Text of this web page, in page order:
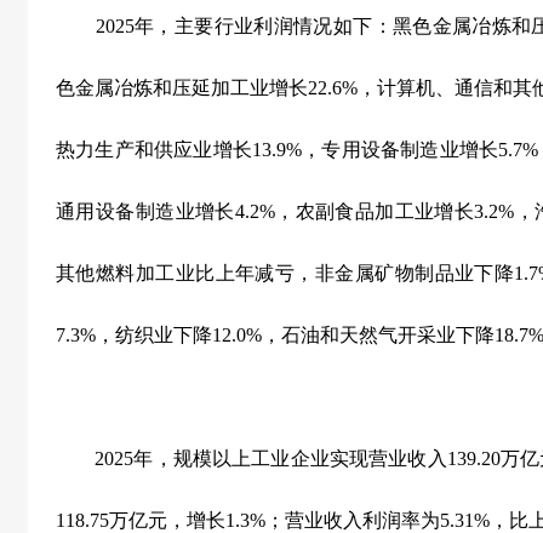
2025年，主要行业利润情况如下：黑色金属冶炼和
色金属冶炼和压延加工业增长22.6% ，计算机、通信和
热力生产和供应业增长13.9%，专用设备制造业增长5.7%
通用设备制造业增长4.2%，农副食品加工业增长3.2%
其他燃料加工业比上年减亏，非金属矿物制品业下降
7.3% ，纺织业下降12.0% ，石油和天然气开采业下降18.7%
2025年，规模以上工业企业实现营业收入 139.20万
118.75万亿元，增长1.3% ；营业收入利润率为5.31% ，比